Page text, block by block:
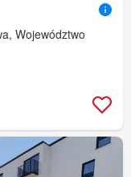
Województwo